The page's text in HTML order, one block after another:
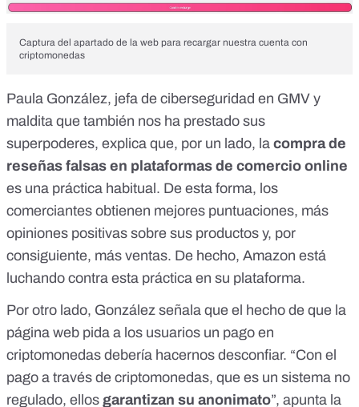
Captura del apartado de la web para recargar nuestra cuenta con
criptomonedas
Paula González, jefa de ciberseguridad en GMV y
maldita que también nos ha prestado sus
superpoderes, explica que, por un lado, la compra de
reseñas falsas en plataformas de comercio online
es una práctica habitual. De esta forma, los
comerciantes obtienen mejores puntuaciones, más
opiniones positivas sobre sus productos y, por
consiguiente, más ventas. De hecho, Amazon está
luchando contra esta práctica en su plataforma.
Por otro lado, González señala que el hecho de que la
página web pida a los usuarios un pago en
criptomonedas debería hacernos desconfiar. “Con el
pago a través de criptomonedas, que es un sistema no
regulado, ellos garantizan su anonimato”, apunta la